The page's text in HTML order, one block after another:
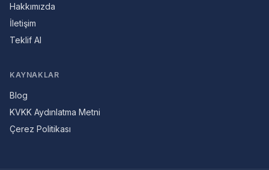
Hakkımızda
İletişim
Teklif Al
KAYNAKLAR
Blog
KVKK Aydınlatma Metni
Çerez Politikası